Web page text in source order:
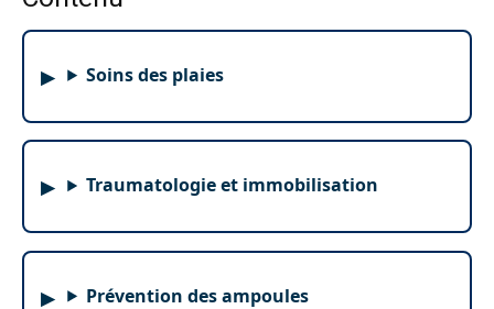
Soins des plaies
Traumatologie et immobilisation
Prévention des ampoules